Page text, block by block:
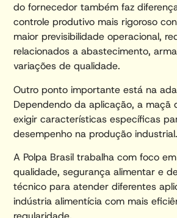
do fornecedor também faz
controle produtivo mais rigoroso
maior previsibilidade operacional,
relacionados a abastecimento,
variações de qualidade.
Outro ponto importante está na
Dependendo da aplicação, a maçã
exigir características específicas
desempenho na produção industrial.
A Polpa Brasil trabalha com foco
qualidade, segurança alimentar e
técnico para atender diferentes
indústria alimentícia com mais